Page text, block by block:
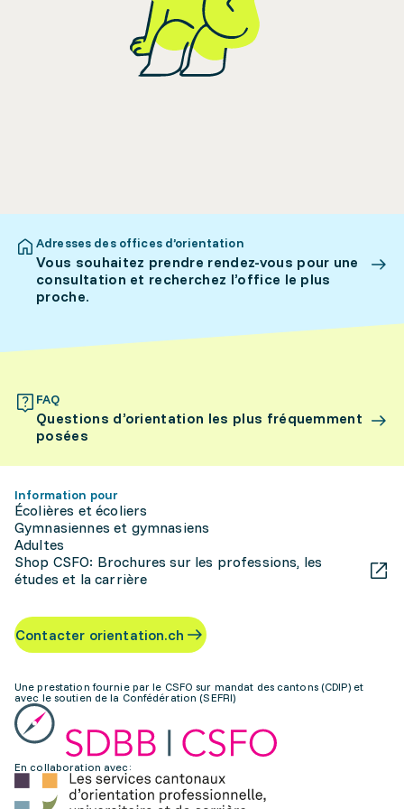
Adresses des offices d’orientation
Vous souhaitez prendre rendez-vous pour une
consultation et recherchez l’office le plus
proche.
FAQ
Questions d’orientation les plus fréquemment
posées
Information pour
Écolières et écoliers
Gymnasiennes et gymnasiens
Adultes
Shop CSFO: Brochures sur les professions, les
études et la carrière
Contacter orientation.ch
Une prestation fournie par le CSFO sur mandat des cantons (CDIP) et
avec le soutien de la Confédération (SEFRI)
En collaboration avec: